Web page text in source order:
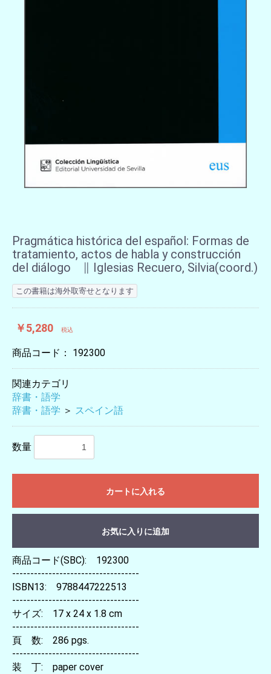
Pragmática histórica del español: Formas de
tratamiento, actos de habla y construcción
del diálogo ∥ Iglesias Recuero, Silvia(coord.)
この書籍は海外取寄せとなります
￥5,280 税込
商品コード： 192300
関連カテゴリ
辞書・語学
辞書・語学 ＞ スペイン語
数量
カートに入れる
お気に入りに追加
商品コード(SBC): 192300
-----------------------------------
ISBN13: 9788447222513
-----------------------------------
サイズ: 17 x 24 x 1.8 cm
-----------------------------------
頁 数: 286 pgs.
-----------------------------------
装 丁: paper cover